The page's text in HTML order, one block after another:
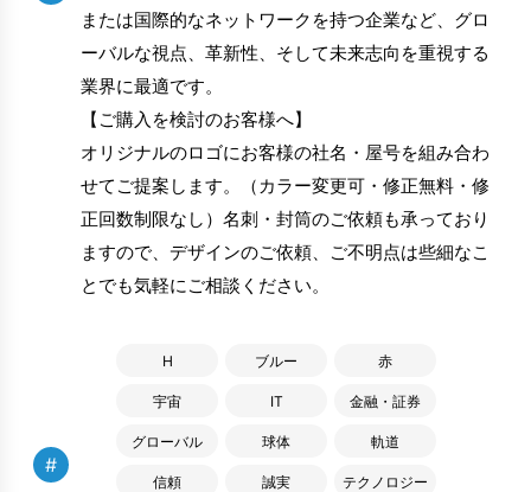
または国際的なネットワークを持つ企業など、グロ
ーバルな視点、革新性、そして未来志向を重視する
業界に最適です。
【ご購入を検討のお客様へ】
オリジナルのロゴにお客様の社名・屋号を組み合わ
せてご提案します。（カラー変更可・修正無料・修
正回数制限なし）名刺・封筒のご依頼も承っており
ますので、デザインのご依頼、ご不明点は些細なこ
とでも気軽にご相談ください。
#
H ブルー 赤
宇宙 IT 金融・証券
グローバル 球体 軌道
信頼 誠実 テクノロジー